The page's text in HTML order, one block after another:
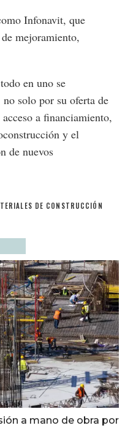
Infonavit, que
mejoramiento,
en uno se
solo por su oferta de
a financiamiento,
y el
de nuevos
DE CONSTRUCCIÓN
a mano de obra por